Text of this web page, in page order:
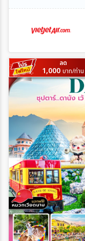
ลด
1,000 บาท/ท่าน